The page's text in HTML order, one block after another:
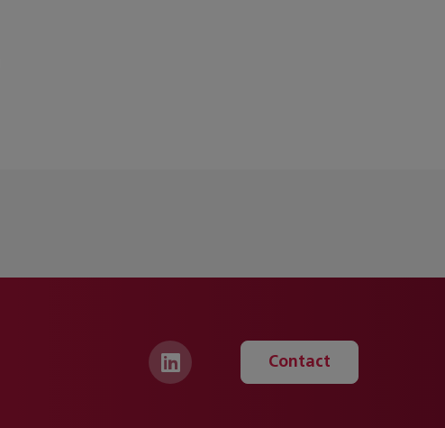
Contact